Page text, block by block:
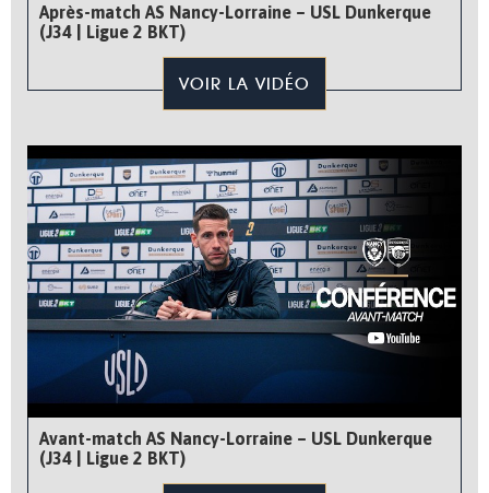
Après-match AS Nancy-Lorraine – USL Dunkerque
(J34 | Ligue 2 BKT)
VOIR LA VIDÉO
Avant-match AS Nancy-Lorraine – USL Dunkerque
(J34 | Ligue 2 BKT)